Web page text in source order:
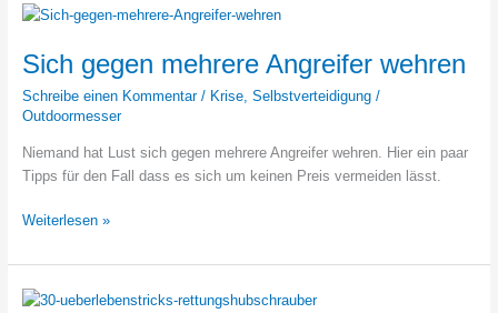
Sich gegen mehrere Angreifer wehren
Schreibe einen Kommentar / Krise, Selbstverteidigung/
Outdoormesser
Niemand hat Lust sich gegen mehrere Angreifer wehren. Hier ein paar
Tipps für den Fall dass es sich um keinen Preis vermeiden lässt.
Sich
mehrere
Angreifer
Weiterlesen »